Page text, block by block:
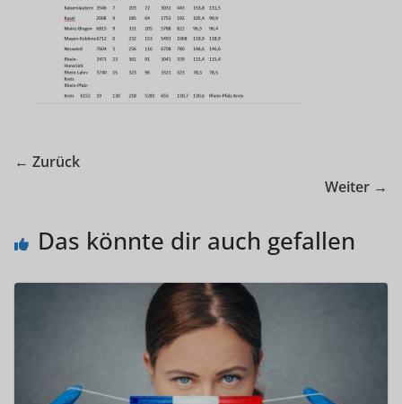
← Zurück
Weiter →
Das könnte dir auch gefallen